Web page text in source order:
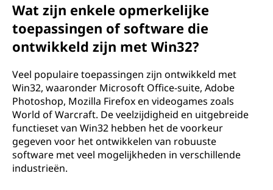
Wat zijn enkele opmerkelijke
toepassingen of software die
ontwikkeld zijn met Win32?
Veel populaire toepassingen zijn ontwikkeld met
Win32, waaronder Microsoft Office-suite, Adobe
Photoshop, Mozilla Firefox en videogames zoals
World of Warcraft. De veelzijdigheid en uitgebreide
functieset van Win32 hebben het de voorkeur
gegeven voor het ontwikkelen van robuuste
software met veel mogelijkheden in verschillende
industrieën.